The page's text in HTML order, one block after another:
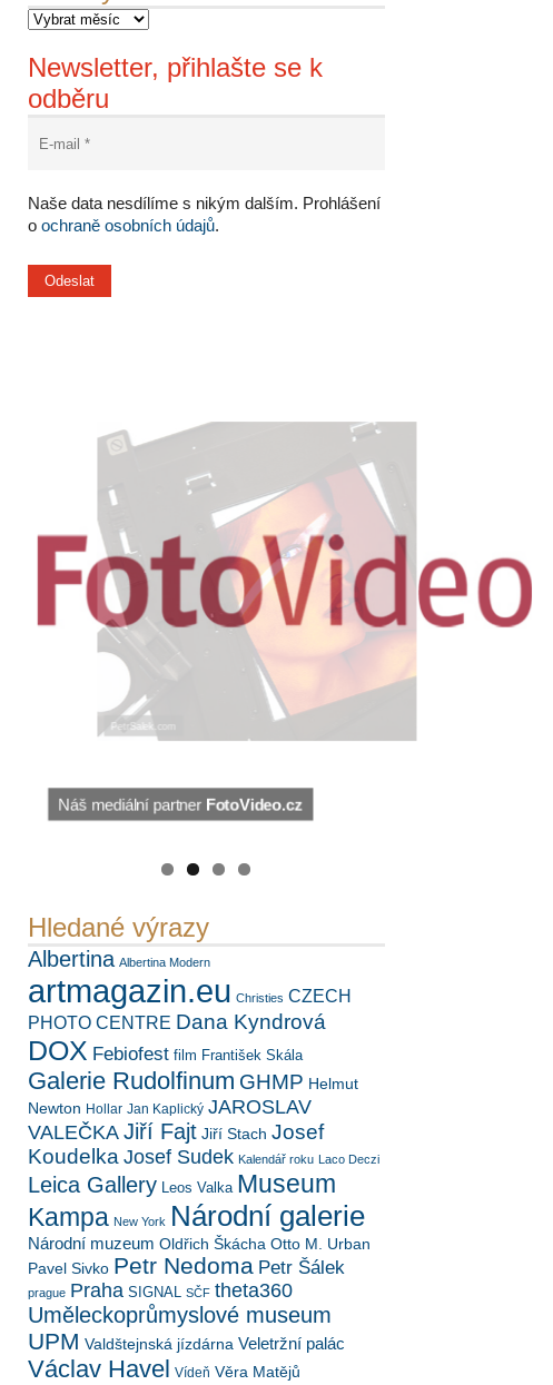
Newsletter, přihlašte se k
odběru
Naše data nesdílíme s nikým dalším. Prohlášení
o ochraně osobních údajů.
Náš mediální partnerFotoVideo.cz
PetrSalek.com
https://kuula.co/profile/PetrSalek/collections
Hledané výrazy
Albertina Albertina Modern
artmagazin.eu Christies CZECH
PHOTO CENTRE Dana Kyndrová
DOX Febiofest film František Skála
Galerie Rudolfinum GHMP Helmut
Newton Hollar Jan Kaplický JAROSLAV
VALEČKA Jiří Fajt Jiří Stach Josef
Koudelka Josef Sudek Kalendář roku Laco Deczi
Leica Gallery Leos Valka Museum
Kampa New York Národní galerie
Národní muzeum Oldřich Škácha Otto M. Urban
Pavel Sivko Petr Nedoma Petr Šálek
prague Praha SIGNAL SČF theta360
Uměleckoprůmyslové museum
UPM Valdštejnská jízdárna Veletržní palác
Václav Havel Vídeň Věra Matějů